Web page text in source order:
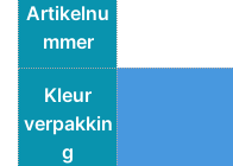
Artikelnu
mmer
Kleur
verpakkin
g